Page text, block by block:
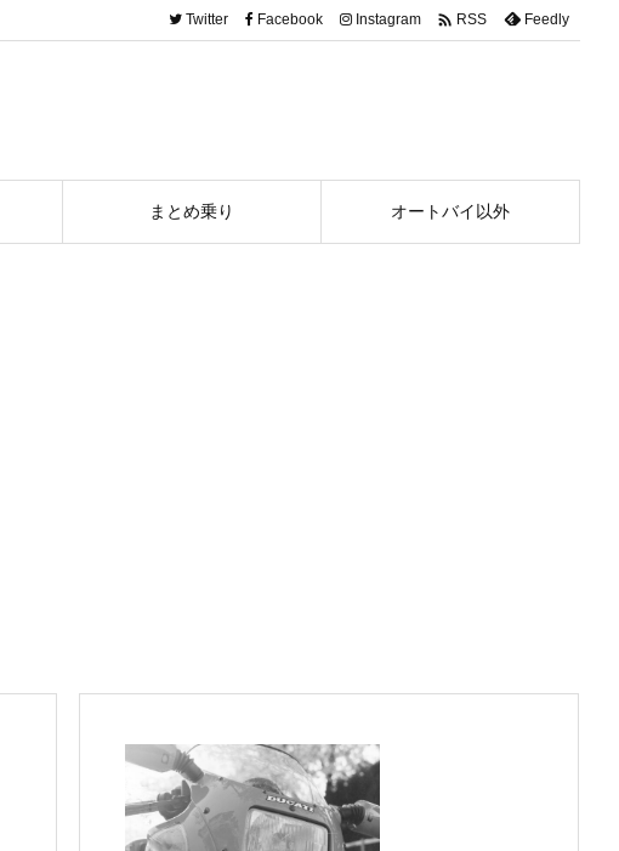
まとめ乗り オートバイ以外
Twitter Facebook Instagram  RSS Feedly